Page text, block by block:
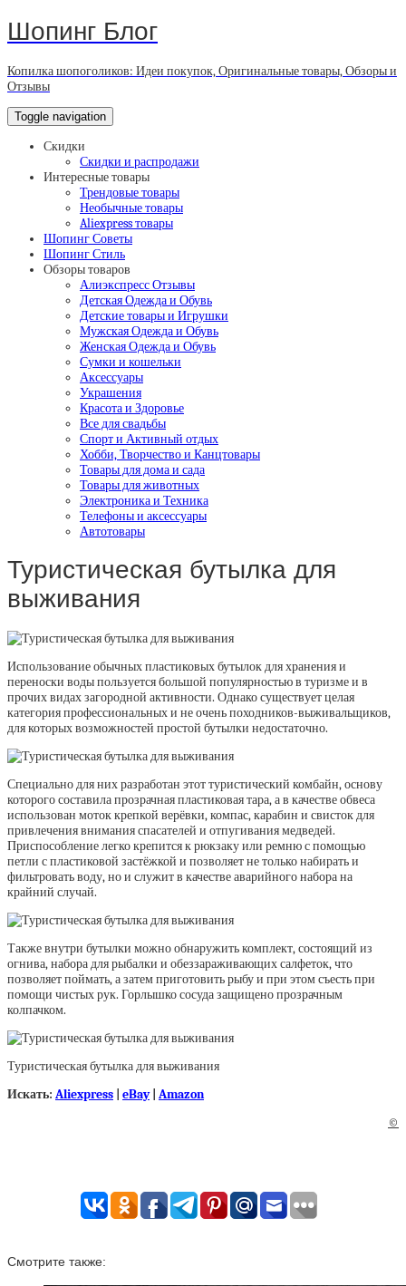
Шопинг Блог
Копилка шопоголиков: Идеи покупок, Оригинальные товары, Обзоры и
Отзывы
Toggle navigation
Скидки
Скидки и распродажи
Интересные товары
Трендовые товары
Необычные товары
Aliexpress товары
Шопинг Советы
Шопинг Стиль
Обзоры товаров
Алиэкспресс Отзывы
Детская Одежда и Обувь
Детские товары и Игрушки
Мужская Одежда и Обувь
Женская Одежда и Обувь
Сумки и кошельки
Аксессуары
Украшения
Красота и Здоровье
Все для свадьбы
Спорт и Активный отдых
Хобби, Творчество и Канцтовары
Товары для дома и сада
Товары для животных
Электроника и Техника
Телефоны и аксессуары
Автотовары
Туристическая бутылка для
выживания
Использование обычных пластиковых бутылок для хранения и
переноски воды пользуется большой популярностью в туризме и в
прочих видах загородной активности. Однако существует целая
категория профессиональных и не очень походников-выживальщиков,
для которых возможностей простой бутылки недостаточно.
Специально для них разработан этот туристический комбайн, основу
которого составила прозрачная пластиковая тара, а в качестве обвеса
использован моток крепкой верёвки, компас, карабин и свисток для
привлечения внимания спасателей и отпугивания медведей.
Приспособление легко крепится к рюкзаку или ремню с помощью
петли с пластиковой застёжкой и позволяет не только набирать и
фильтровать воду, но и служит в качестве аварийного набора на
крайний случай.
Также внутри бутылки можно обнаружить комплект, состоящий из
огнива, набора для рыбалки и обеззараживающих салфеток, что
позволяет поймать, а затем приготовить рыбу и при этом съесть при
помощи чистых рук. Горлышко сосуда защищено прозрачным
колпачком.
Туристическая бутылка для выживания
Искать: Aliexpress eBay| Amazon
©
Смотрите также: